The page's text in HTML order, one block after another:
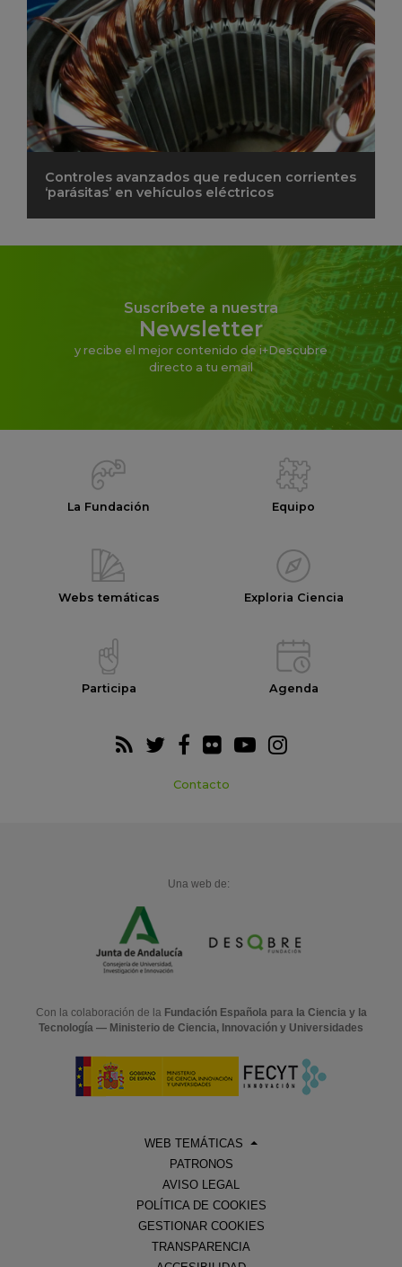
Controles avanzados que reducen corrientes
‘parásitas’ en vehículos eléctricos
Suscríbete a nuestra
Newsletter
y recibe el mejor contenido de i+Descubre
directo a tu email
La Fundación Equipo
Webs temáticas Exploria Ciencia
Participa Agenda
Contacto
Una web de:
Con la colaboración de la Fundación Española para la Ciencia y la
Tecnología — Ministerio de Ciencia, Innovación y Universidades
WEB TEMÁTICAS
PATRONOS
AVISO LEGAL
POLÍTICA DE COOKIES
GESTIONAR COOKIES
TRANSPARENCIA